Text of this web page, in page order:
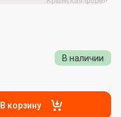
В наличии
В корзину